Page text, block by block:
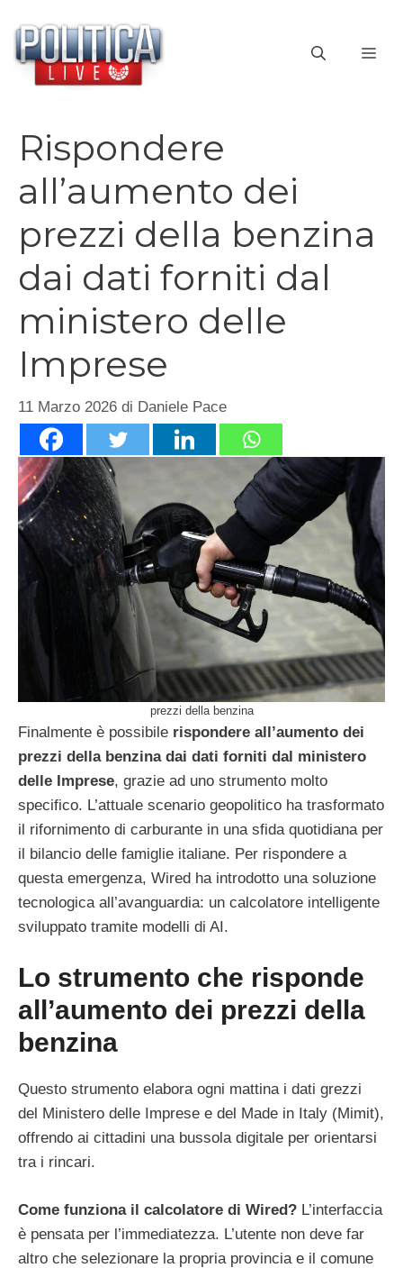
contenuto
Rispondere
all’aumento dei
prezzi della benzina
dai dati forniti dal
ministero delle
Imprese
11 Marzo 2026 di Daniele Pace
prezzi della benzina
Finalmente è possibile rispondere all’aumento dei
prezzi della benzina dai dati forniti dal ministero
delle Imprese, grazie ad uno strumento molto
specifico. L’attuale scenario geopolitico ha trasformato
il rifornimento di carburante in una sfida quotidiana per
il bilancio delle famiglie italiane. Per rispondere a
questa emergenza, Wired ha introdotto una soluzione
tecnologica all’avanguardia: un calcolatore intelligente
sviluppato tramite modelli di AI.
Lo strumento che risponde
all’aumento dei prezzi della
benzina
Questo strumento elabora ogni mattina i dati grezzi
del Ministero delle Imprese e del Made in Italy (Mimit),
offrendo ai cittadini una bussola digitale per orientarsi
tra i rincari.
Come funziona il calcolatore di Wired? L’interfaccia
è pensata per l’immediatezza. L’utente non deve far
altro che selezionare la propria provincia e il comune